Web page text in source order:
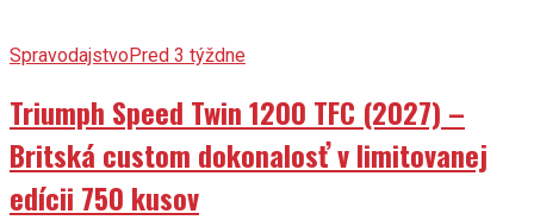
SpravodajstvoPred 3 týždne
Triumph Speed Twin 1200 TFC (2027) –
Britská custom dokonalosť v limitovanej
edícii 750 kusov